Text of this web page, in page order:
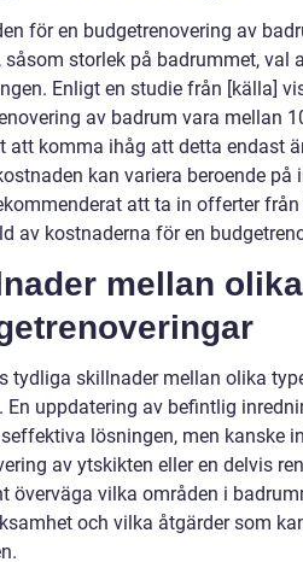
för en budgetrenovering av
såsom storlek på badrummet,
Enligt en studie från [källa]
av badrum vara mellan
att komma ihåg att detta endast
kan variera beroende på
att ta in offerter
av kostnaderna för en
mellan
tydliga skillnader mellan olika
En uppdatering av befintlig
lösningen, men kanske
av ytskikten eller en delvis
överväga vilka områden i
och vilka åtgärder som